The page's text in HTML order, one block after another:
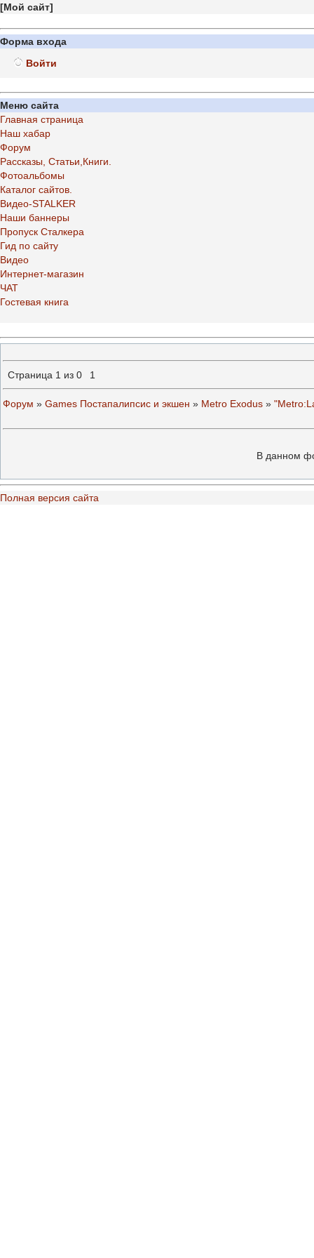
[Мой сайт]
Форма входа
Войти
Меню сайта
Главная страница
Наш хабар
Форум
Рассказы, Статьи,Книги.
Фотоальбомы
Каталог сайтов.
Видео-STALKER
Наши баннеры
Пропуск Сталкера
Гид по сайту
Видео
Интернет-магазин
ЧАТ
Гостевая книга
Страница 1 из 0 1
Форум » Games Постапалипсис и экшен » Metro Exodus »
В данном
Полная версия сайта